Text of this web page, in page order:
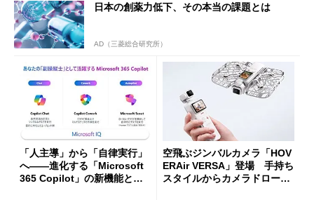
日本の創薬力低下、その本当の課題とは
AD（三菱総合研究所）
「人主導」から「自律実行」
へ――進化する「Microsoft
365 Copilot」の新機能とエ
空飛ぶジンバルカメラ「HOV
ERAir VERSA」登場 手持ち
スタイルからカメラドローン